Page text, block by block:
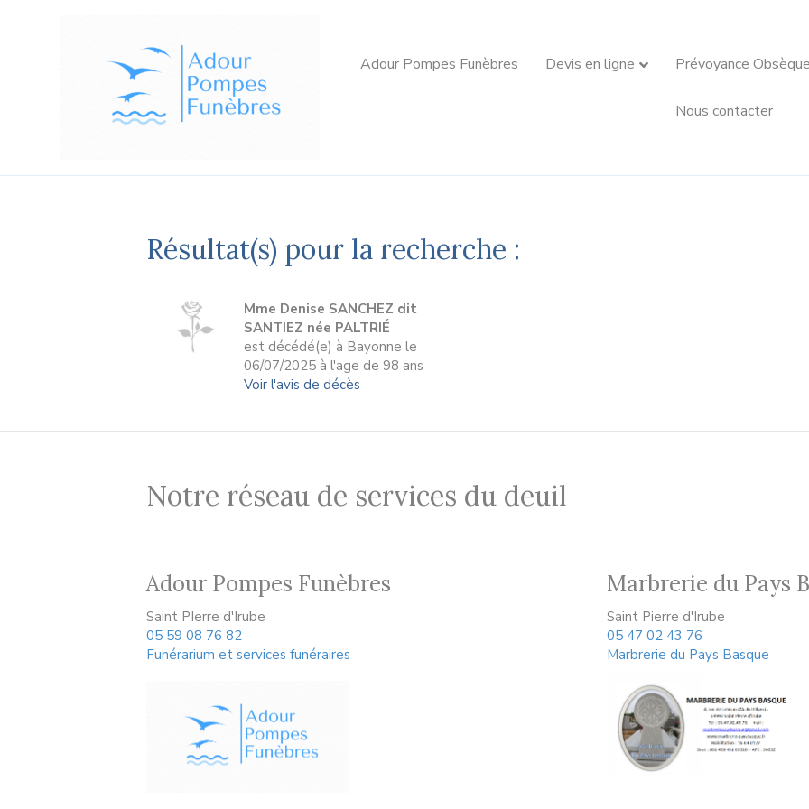
Adour Pompes Funèbres Devis en ligne Prévoyance
Nous contacter
Résultat(s) pour la recherche :
Mme Denise SANCHEZ dit
SANTIEZ née PALTRIÉ
est décédé(e) à Bayonne le
06/07/2025 à l'age de 98 ans
Voir l'avis de décès
Notre réseau de services du deuil
Adour Pompes Funèbres
Saint PIerre d'Irube
05 59 08 76 82
Funérarium et services funéraires
Marbrerie du Pays
Saint Pierre d'Irube
05 47 02 43 76
Marbrerie du Pays Basque